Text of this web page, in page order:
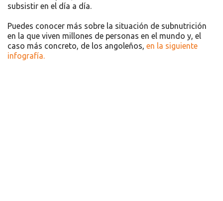
subsistir en el día a día.
Puedes conocer más sobre la situación de subnutrición
en la que viven millones de personas en el mundo y, el
caso más concreto, de los angoleños, en la siguiente
infografía.